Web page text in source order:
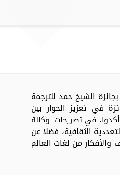
بجائزة الشيخ حمد للترجمة
في تعزيز الحوار بين
في تصريحات لوكالة
الثقافية، فضلا عن
والأفكار من لغات العالم